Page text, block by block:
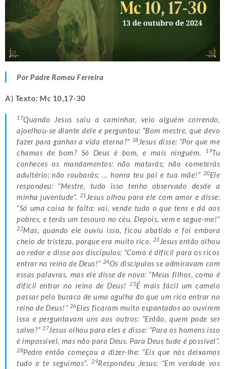
Por Padre Romeu Ferreira
A) Texto: Mc 10,17-30
17Quando Jesus saiu a caminhar, veio alguém correndo,
ajoelhou-se diante dele e perguntou: “Bom mestre, que devo
fazer para ganhar a vida eterna?” 18 Jesus disse: “Por que me
chamas de bom? Só Deus é bom, e mais ninguém.
19Tu
conheces os mandamentos: não matarás; não cometerás
adultério; não roubarás; … honra teu pai e tua mãe!” 20Ele
respondeu: “Mestre, tudo isso tenho observado desde a
minha juventude”.
21 Jesus olhou para ele com amor e disse:
“Só uma coisa te falta: vai, vende tudo o que tens e dá aos
pobres, e terás um tesouro no céu. Depois, vem e segue-me!”
22Mas, quando ele ouviu isso, ficou abatido e foi embora
cheio de tristeza, porque era muito rico. 23 Jesus então olhou
ao redor e disse aos discípulos: “Como é difícil para os ricos
entrar no reino de Deus!” 24Os discípulos se admiravam com
essas palavras, mas ele disse de novo: “Meus filhos, como é
difícil entrar no reino de Deus!25É mais fácil um camelo
passar pelo buraco de uma agulha do que um rico entrar no
reino de Deus!” 26Eles ficaram muito espantados ao ouvirem
isso e perguntavam uns aos outros: “Então, quem pode ser
salvo?”27Jesus olhou para eles e disse: “Para os homens isso
é impossível, mas não para Deus. Para Deus tudo é possível”.
28Pedro então começou a dizer-lhe: “Eis que nós deixamos
tudo e te seguimos”.29Respondeu Jesus: “Em verdade vos